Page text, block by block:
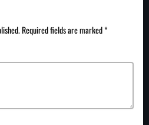
Required fields are marked *